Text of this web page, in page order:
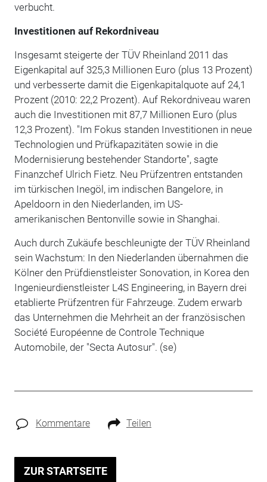
verbucht.
Investitionen auf Rekordniveau
Insgesamt steigerte der TÜV Rheinland 2011 das
Eigenkapital auf 325,3 Millionen Euro (plus 13 Prozent)
und verbesserte damit die Eigenkapitalquote auf 24,1
Prozent (2010: 22,2 Prozent). Auf Rekordniveau waren
auch die Investitionen mit 87,7 Millionen Euro (plus
12,3 Prozent). "Im Fokus standen Investitionen in neue
Technologien und Prüfkapazitäten sowie in die
Modernisierung bestehender Standorte", sagte
Finanzchef Ulrich Fietz. Neu Prüfzentren entstanden
im türkischen Inegöl, im indischen Bangelore, in
Apeldoorn in den Niederlanden, im US-
amerikanischen Bentonville sowie in Shanghai.
Auch durch Zukäufe beschleunigte der TÜV Rheinland
sein Wachstum: In den Niederlanden übernahmen die
Kölner den Prüfdienstleister Sonovation, in Korea den
Ingenieurdienstleister L4S Engineering, in Bayern drei
etablierte Prüfzentren für Fahrzeuge. Zudem erwarb
das Unternehmen die Mehrheit an der französischen
Société Européenne de Controle Technique
Automobile, der "Secta Autosur". (se)
Kommentare Teilen
ZUR STARTSEITE